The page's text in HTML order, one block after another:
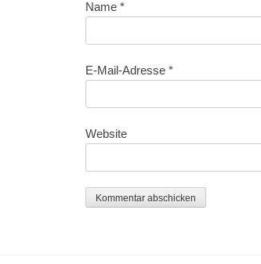
Name *
E-Mail-Adresse *
Website